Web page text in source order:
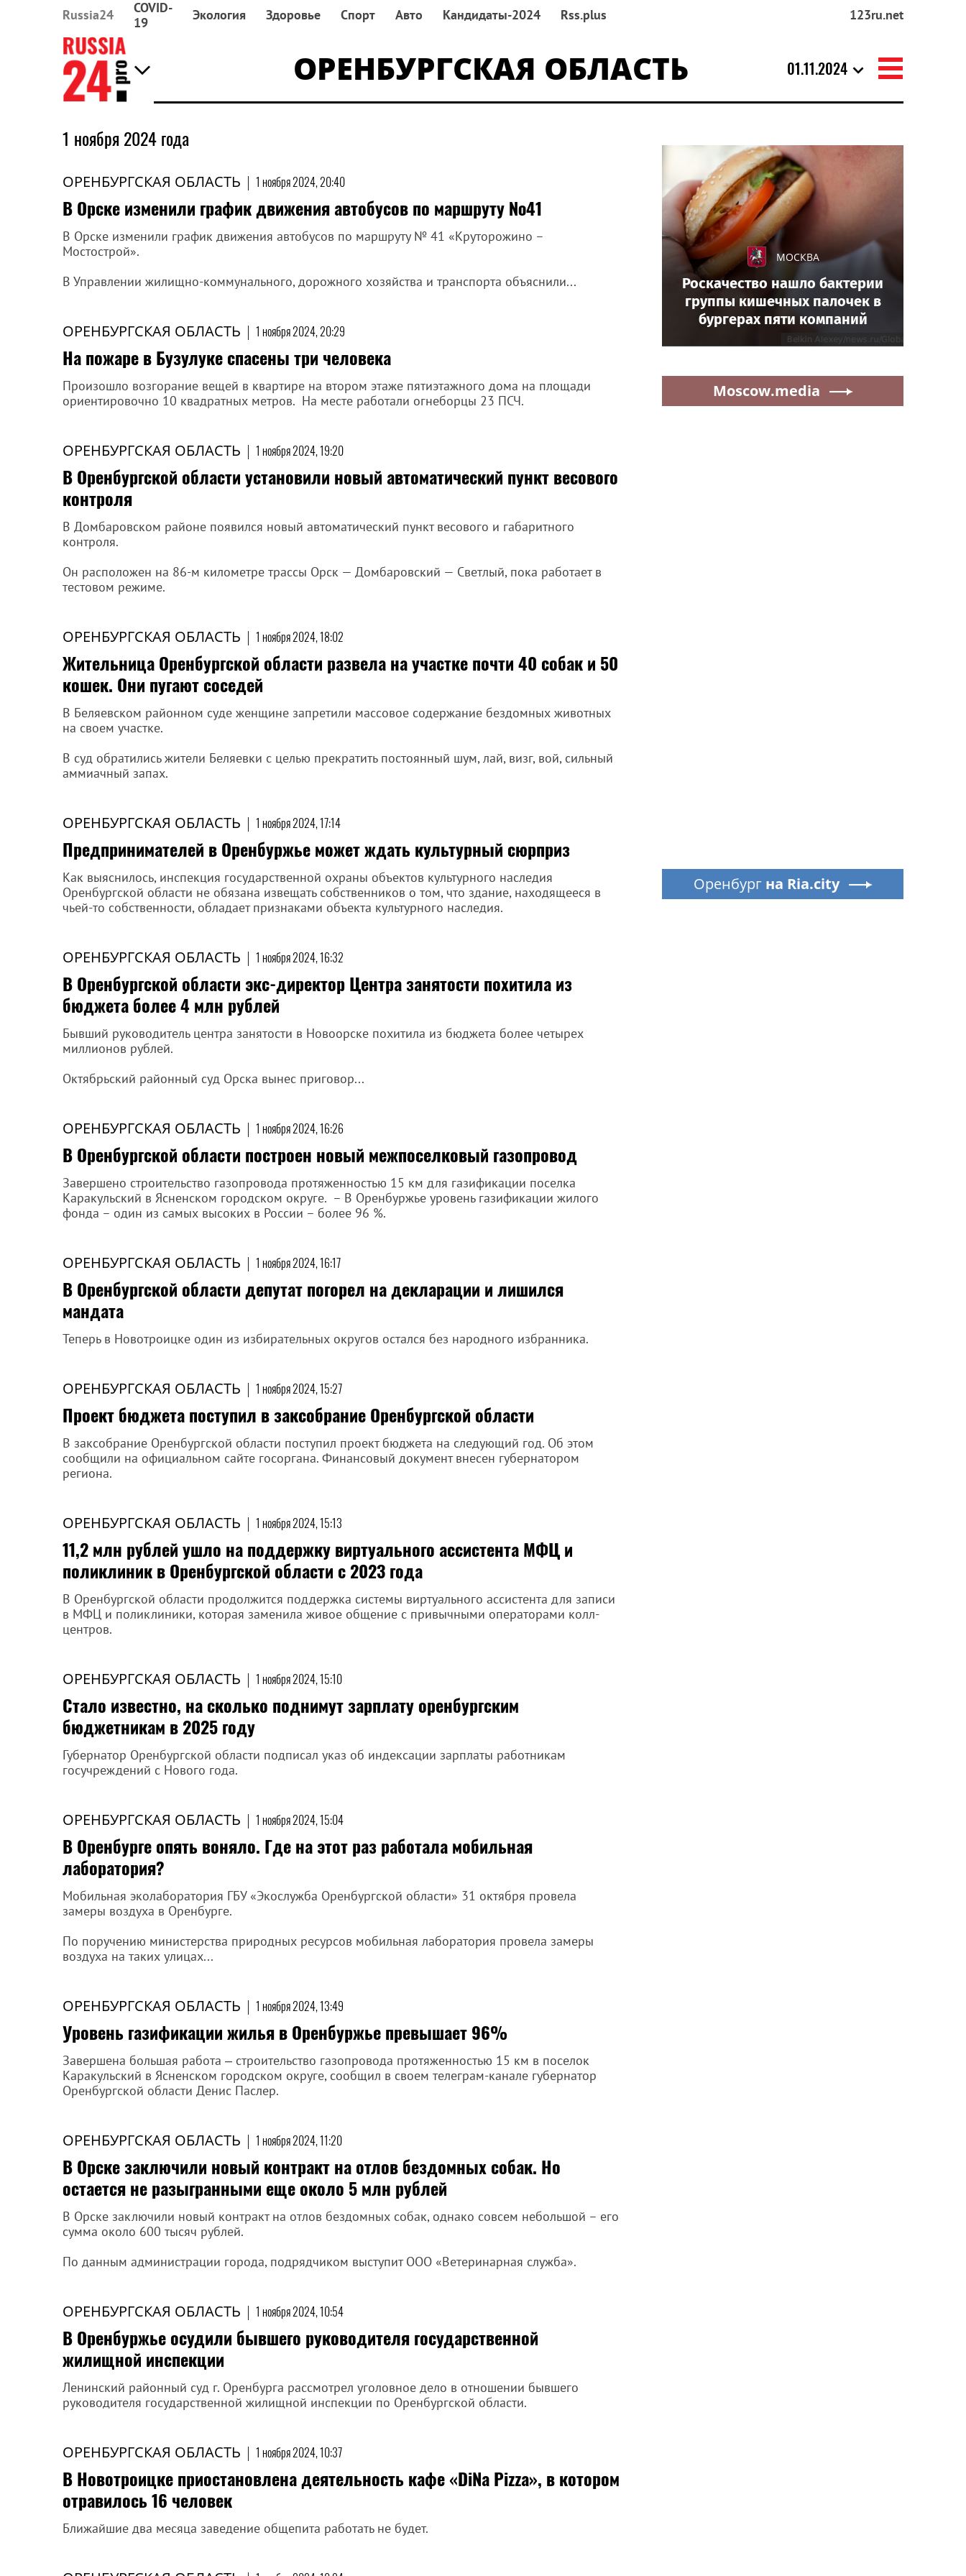
Russia24
COVID-
19
Экология Здоровье Спорт Авто Кандидаты-2024 Rss.plus 123ru.net
ОРЕНБУРГСКАЯ ОБЛАСТЬ 01.11.2024
1 ноября 2024 года
ОРЕНБУРГСКАЯ ОБЛАСТЬ | 1 ноября 2024, 20:40
В Орске изменили график движения автобусов по маршруту №41
В Орске изменили график движения автобусов по маршруту № 41 «Круторожино –
Мостострой».
В Управлении жилищно-коммунального, дорожного хозяйства и транспорта объяснили...
ОРЕНБУРГСКАЯ ОБЛАСТЬ | 1 ноября 2024, 20:29
На пожаре в Бузулуке спасены три человека
Произошло возгорание вещей в квартире на втором этаже пятиэтажного дома на площади
ориентировочно 10 квадратных метров. На месте работали огнеборцы 23 ПСЧ.
ОРЕНБУРГСКАЯ ОБЛАСТЬ | 1 ноября 2024, 19:20
В Оренбургской области установили новый автоматический пункт весового
контроля
В Домбаровском районе появился новый автоматический пункт весового и габаритного
контроля.
Он расположен на 86-м километре трассы Орск — Домбаровский — Светлый, пока работает в
тестовом режиме.
ОРЕНБУРГСКАЯ ОБЛАСТЬ | 1 ноября 2024, 18:02
Жительница Оренбургской области развела на участке почти 40 собак и 50
кошек. Они пугают соседей
В Беляевском районном суде женщине запретили массовое содержание бездомных животных
на своем участке.
В суд обратились жители Беляевки с целью прекратить постоянный шум, лай, визг, вой, сильный
аммиачный запах.
ОРЕНБУРГСКАЯ ОБЛАСТЬ | 1 ноября 2024, 17:14
Предпринимателей в Оренбуржье может ждать культурный сюрприз
Как выяснилось, инспекция государственной охраны объектов культурного наследия
Оренбургской области не обязана извещать собственников о том, что здание, находящееся в
чьей-то собственности, обладает признаками объекта культурного наследия.
ОРЕНБУРГСКАЯ ОБЛАСТЬ | 1 ноября 2024, 16:32
В Оренбургской области экс-директор Центра занятости похитила из
бюджета более 4 млн рублей
Бывший руководитель центра занятости в Новоорске похитила из бюджета более четырех
миллионов рублей.
Октябрьский районный суд Орска вынес приговор...
ОРЕНБУРГСКАЯ ОБЛАСТЬ | 1 ноября 2024, 16:26
В Оренбургской области построен новый межпоселковый газопровод
Завершено строительство газопровода протяженностью 15 км для газификации поселка
Каракульский в Ясненском городском округе. – В Оренбуржье уровень газификации жилого
фонда – один из самых высоких в России – более 96 %.
ОРЕНБУРГСКАЯ ОБЛАСТЬ | 1 ноября 2024, 16:17
В Оренбургской области депутат погорел на декларации и лишился
мандата
Теперь в Новотроицке один из избирательных округов остался без народного избранника.
ОРЕНБУРГСКАЯ ОБЛАСТЬ | 1 ноября 2024, 15:27
Проект бюджета поступил в заксобрание Оренбургской области
В заксобрание Оренбургской области поступил проект бюджета на следующий год. Об этом
сообщили на официальном сайте госоргана. Финансовый документ внесен губернатором
региона.
ОРЕНБУРГСКАЯ ОБЛАСТЬ | 1 ноября 2024, 15:13
11,2 млн рублей ушло на поддержку виртуального ассистента МФЦ и
поликлиник в Оренбургской области с 2023 года
В Оренбургской области продолжится поддержка системы виртуального ассистента для записи
в МФЦ и поликлиники, которая заменила живое общение с привычными операторами колл-
центров.
ОРЕНБУРГСКАЯ ОБЛАСТЬ | 1 ноября 2024, 15:10
Стало известно, на сколько поднимут зарплату оренбургским
бюджетникам в 2025 году
Губернатор Оренбургской области подписал указ об индексации зарплаты работникам
госучреждений с Нового года.
ОРЕНБУРГСКАЯ ОБЛАСТЬ | 1 ноября 2024, 15:04
В Оренбурге опять воняло. Где на этот раз работала мобильная
лаборатория?
Мобильная эколаборатория ГБУ «Экослужба Оренбургской области» 31 октября провела
замеры воздуха в Оренбурге.
По поручению министерства природных ресурсов мобильная лаборатория провела замеры
воздуха на таких улицах...
ОРЕНБУРГСКАЯ ОБЛАСТЬ | 1 ноября 2024, 13:49
Уровень газификации жилья в Оренбуржье превышает 96%
Завершена большая работа ‒ строительство газопровода протяженностью 15 км в поселок
Каракульский в Ясненском городском округе, сообщил в своем телеграм-канале губернатор
Оренбургской области Денис Паслер.
ОРЕНБУРГСКАЯ ОБЛАСТЬ | 1 ноября 2024, 11:20
В Орске заключили новый контракт на отлов бездомных собак. Но
остается не разыгранными еще около 5 млн рублей
В Орске заключили новый контракт на отлов бездомных собак, однако совсем небольшой – его
сумма около 600 тысяч рублей.
По данным администрации города, подрядчиком выступит ООО «Ветеринарная служба».
ОРЕНБУРГСКАЯ ОБЛАСТЬ | 1 ноября 2024, 10:54
В Оренбуржье осудили бывшего руководителя государственной
жилищной инспекции
Ленинский районный суд г. Оренбурга рассмотрел уголовное дело в отношении бывшего
руководителя государственной жилищной инспекции по Оренбургской области.
ОРЕНБУРГСКАЯ ОБЛАСТЬ | 1 ноября 2024, 10:37
В Новотроицке приостановлена деятельность кафе «DiNa Pizza», в котором
отравилось 16 человек
Ближайшие два месяца заведение общепита работать не будет.
МОСКВА
Роскачество нашло бактерии
группы кишечных палочек в
бургерах пяти компаний
Moscow.media
Оренбург на Ria.city